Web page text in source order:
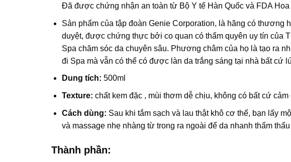
Đã được chứng nhận an toàn từ Bộ Y tế Hàn Quốc và FDA Hoa
Sản phẩm của tập đoàn Genie Corporation, là hãng có thương
duyệt, được chứng thực bởi co quan có thẩm quyên uy tín của
Spa chăm sóc da chuyên sâu. Phương châm của họ là tạo ra
đi Spa mà vẫn có thể có được làn da trắng sáng tại nhà bất cứ
Dung tích: 500ml
Texture: chất kem đặc , mùi thơm dễ chịu, không có bất cứ
Cách dùng: Sau khi tắm sạch và lau thật khô cơ thể, bạn lấy
và massage nhẹ nhàng từ trong ra ngoài để da nhanh thẩm
Thành phần: